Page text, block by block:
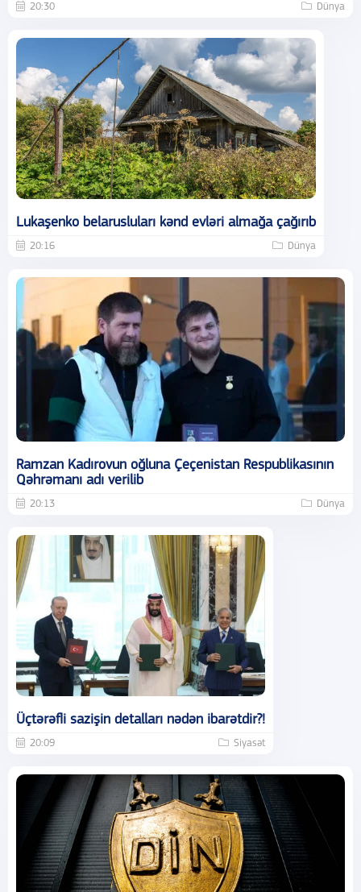
20:30 Dünya
Lukaşenko belarusluları kənd evləri almağa çağırıb
20:16 Dünya
Ramzan Kadırovun oğluna Çeçenistan Respublikasının
Qəhrəmanı adı verilib
20:13 Dünya
Üçtərəfli sazişin detalları nədən ibarətdir?!
20:09 Siyasət